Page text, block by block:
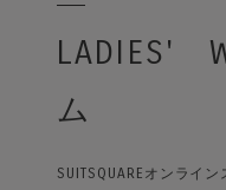
LADIES'
ム
SUITSQUAREオンライ